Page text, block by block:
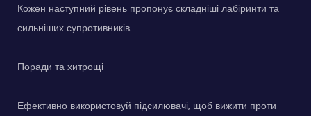
Кожен наступний рівень пропонує складніші лабіринти та
сильніших супротивників.
Поради та хитрощі
Ефективно використовуй підсилювачі, щоб вижити проти